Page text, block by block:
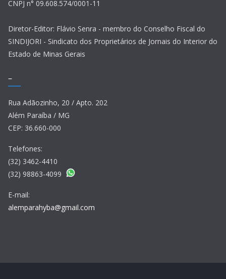
CNPJ n° 09.608.574/0001-11
Diretor-Editor: Flávio Senra - membro do Conselho Fiscal do
SINDIJORI - Sindicato dos Proprietários de Jornais do Interior do
Estado de Minas Gerais
–
Rua Adãozinho, 20 / Apto. 202
Além Paraíba / MG
CEP: 36.660-000
Telefones:
(32) 3462-4410
(32) 98863-4099
E-mail:
alemparahyba@gmail.com